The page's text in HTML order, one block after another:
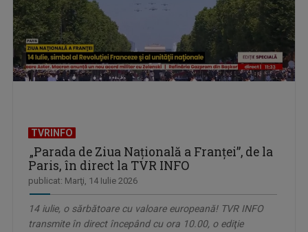
TVRINFO
„Parada de Ziua Naţională a Franţei”, de la
Paris, în direct la TVR INFO
publicat: Marţi, 14 Iulie 2026
14 iulie, o sărbătoare cu valoare europeană! TVR INFO
transmite în direct începând cu ora 10.00, o ediţie